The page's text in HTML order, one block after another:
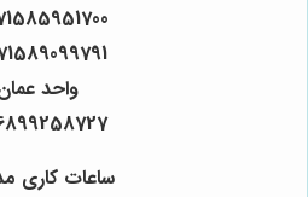
واحد
ساعات کاری